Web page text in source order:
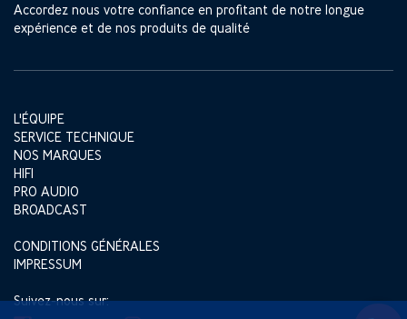
Accordez nous votre confiance en profitant de notre longue
expérience et de nos produits de qualité
L'ÉQUIPE
SERVICE TECHNIQUE
NOS MARQUES
HIFI
PRO AUDIO
BROADCAST
CONDITIONS GÉNÉRALES
IMPRESSUM
Suivez-nous sur: